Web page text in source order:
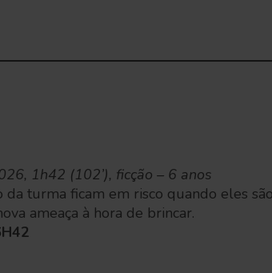
1h42 (102’), ficção – 6 anos
da turma ficam em risco quando eles são
ameaça à hora de brincar.